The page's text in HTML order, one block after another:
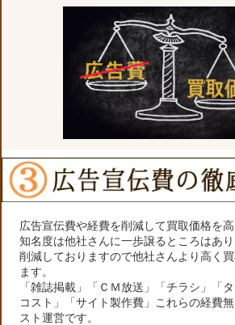
広告宣伝費や経費を削減して買取価格を高
知名度は他社さんに一歩譲るところはあ
削減しておりますので他社さんより高く
ます。
「雑誌掲載」「ＣＭ放送」「チラシ」「
コスト」「サイト製作費」これらの経費
スト運営です。